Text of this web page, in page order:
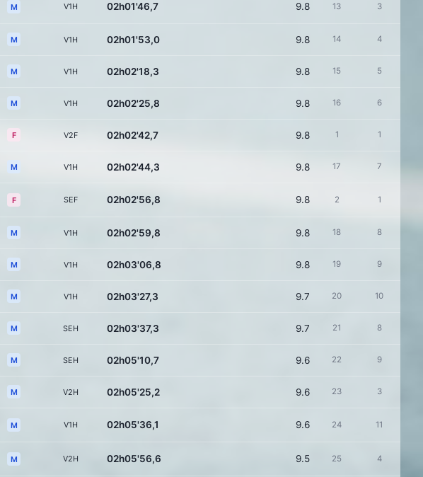
M V1H 02h01'46,7 9.8 13 3
M V1H 02h01'53,0 9.8 14 4
M V1H 02h02'18,3 9.8 15 5
M V1H 02h02'25,8 9.8 16 6
F V2F 02h02'42,7 9.8 1 1
M V1H 02h02'44,3 9.8 17 7
F SEF 02h02'56,8 9.8 2 1
M V1H 02h02'59,8 9.8 18 8
M V1H 02h03'06,8 9.8 19 9
M V1H 02h03'27,3 9.7 20 10
M SEH 02h03'37,3 9.7 21 8
M SEH 02h05'10,7 9.6 22 9
M V2H 02h05'25,2 9.6 23 3
M V1H 02h05'36,1 9.6 24 11
M V2H 02h05'56,6 9.5 25 4